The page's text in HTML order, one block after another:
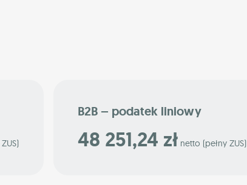
B2B – podatek liniowy
48 251,24 zł netto (pełny ZUS)